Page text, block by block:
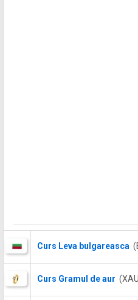
Curs Leva bulgareasca
Curs Gramul de aur